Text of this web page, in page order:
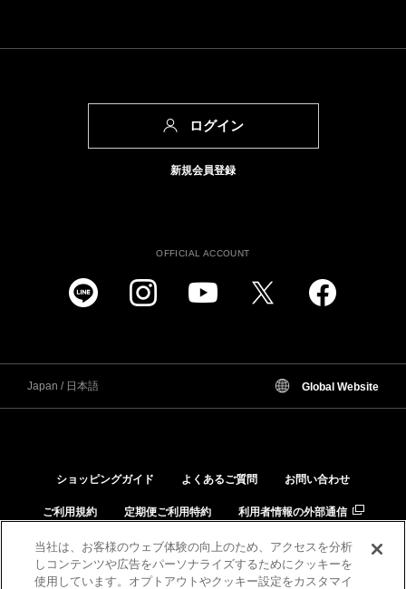
ログイン
新規会員登録
OFFICIAL ACCOUNT
Japan / 日本語 Global Website
ショッピングガイド よくあるご質問 お問い合わせ
ご利用規約 定期便ご利用特約 利用者情報の外部通信
個人情報保護方針 特定商取引法に基づく表示
品質と安全への取り組み 肌と化粧品の相性チェック
当社は、お客様のウェブ体験の向上のため、アクセスを分析
しコンテンツや広告をパーソナライズするためにクッキーを
使用しています。オプトアウトやクッキー設定をカスタマイ